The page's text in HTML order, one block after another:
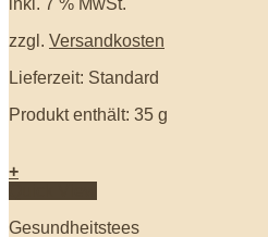
inkl. 7 % MwSt.
zzgl. Versandkosten
Lieferzeit: Standard
Produkt enthält: 35 g
+
Gesundheitstees